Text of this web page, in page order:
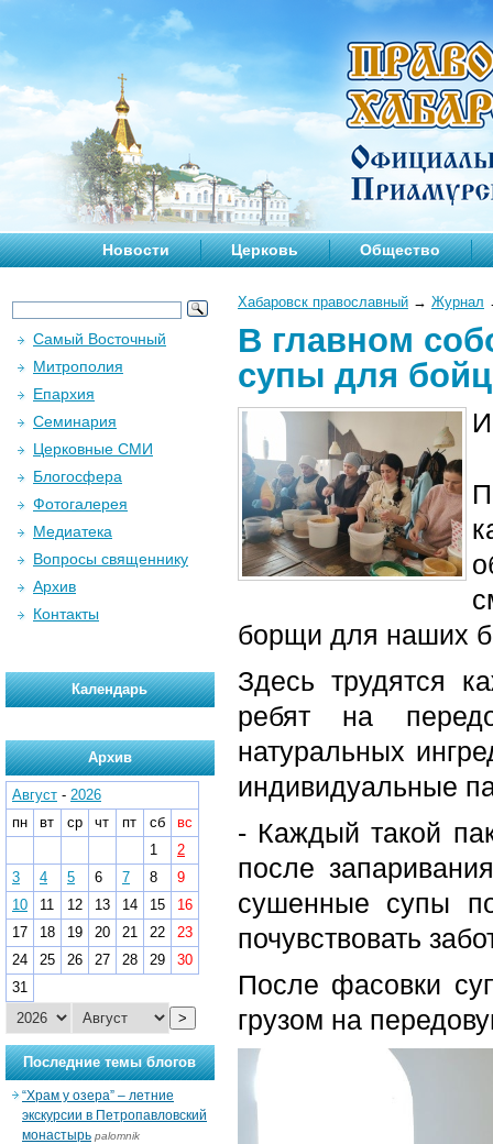
Новости Церковь Общество
Хабаровск православный → Журнал
В главном
супы для
борщи для наших
Здесь трудятся
ребят на
натуральных
индивидуальные
- Каждый такой
после
сушенные супы
почувствовать
После фасовки
грузом на
Самый Восточный
Митрополия
Епархия
Семинария
Церковные СМИ
Блогосфера
Фотогалерея
Медиатека
Вопросы священнику
Архив
Контакты
Календарь
Архив
Август - 2026
пн
вт ср чт пт сб
вс
1
2
3
4 5 6 7 8
9
10
11 12 13 14 15
16
17
18 19 20 21 22
23
24
25 26 27 28 29
30
31
>
Последние темы блогов
“Храм у озера” – летние
экскурсии в Петропавловский
монастырь palomnik